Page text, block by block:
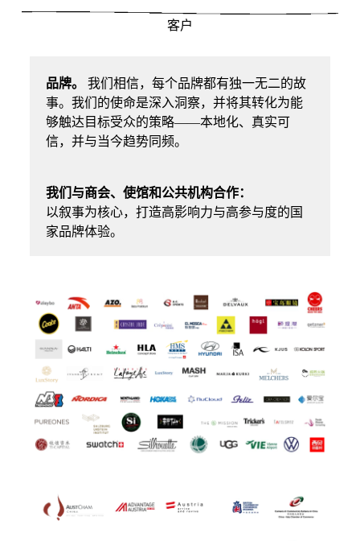
客户
品牌。
我们相信，每个品牌都有独一无二的故
事。我们的使命是深入洞察，并将其转化为能
够触达目标受众的策略——本地化、真实可
信，并与当今趋势同频。
我们与商会、使馆和公共机构合作：
以叙事为核心，打造高影响力与高参与度的国
家品牌体验。